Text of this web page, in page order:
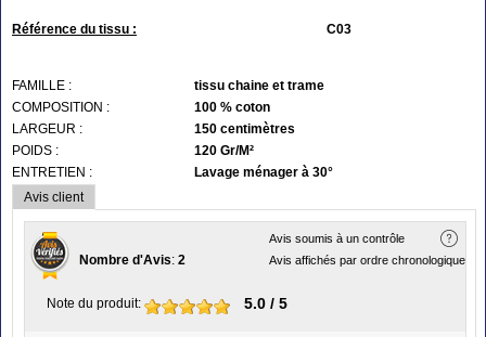
Référence du tissu : C03
FAMILLE :
tissu chaine et trame
COMPOSITION :
100 % coton
LARGEUR :
150 centimètres
POIDS :
120 Gr/M²
ENTRETIEN :
Lavage ménager à 30°
Avis client
Avis soumis à un contrôle
Avis affichés par ordre chronologique
Nombre d'Avis: 2
Note du produit: 5.0 / 5